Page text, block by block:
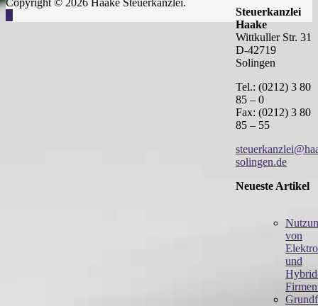
Steuerkanzlei
Haake
Wittkuller Str. 31
D-42719
Solingen
Tel.: (0212) 3 80
85 – 0
Fax: (0212) 3 80
85 – 55
solingen.de
Neueste Artikel
von
und